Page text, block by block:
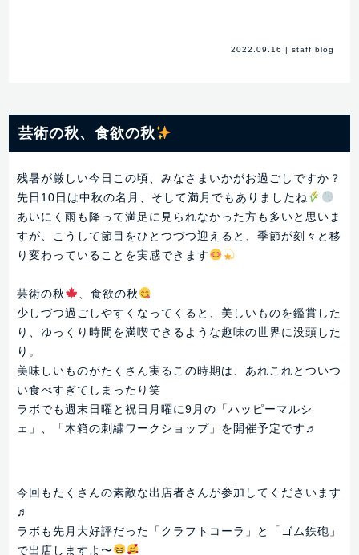
2022.09.16 | staff blog
芸術の秋、食欲の秋
残暑が厳しい今日この頃、みなさまいかがお過ごしですか？
先日10日は中秋の名月、そして満月でもありましたね
あいにく雨も降って満足に見られなかった方も多いと思いま
すが、こうして節目をひとつづつ迎えると、季節が刻々と移
り変わっていることを実感できます
芸術の秋
、食欲の秋
少しづつ過ごしやすくなってくると、美しいものを鑑賞した
り、ゆっくり時間を満喫できるような趣味の世界に没頭した
り。
美味しいものがたくさん実るこの時期は、あれこれとついつ
い食べすぎてしまったり笑
ラボでも週末日曜と祝日月曜に9月の「ハッピーマルシ
ェ」、「木箱の刺繍ワークショップ」を開催予定です♬
今回もたくさんの素敵な出店者さんが参加してくださいます
♬
ラボも先月大好評だった「クラフトコーラ」と「ゴム鉄砲」
で出店しますよ〜